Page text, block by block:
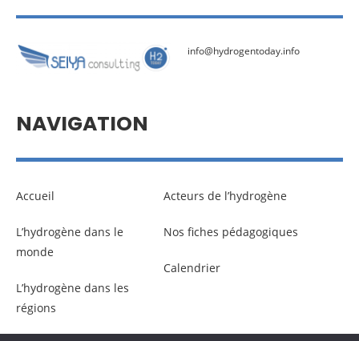
info@hydrogentoday.info
NAVIGATION
Accueil
L’hydrogène dans le
monde
L’hydrogène dans les
régions
Acteurs de l’hydrogène
Nos fiches pédagogiques
Calendrier